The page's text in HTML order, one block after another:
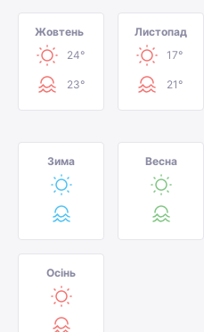
Жовтень
24°
23°
Листопад
17°
21°
Зима Весна
Осінь